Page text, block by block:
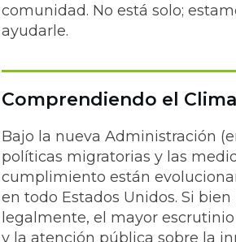
comunidad. No está solo;
ayudarle.
Comprendiendo el
Bajo la nueva Administración
políticas migratorias y las
cumplimiento están
en todo Estados Unidos. Si
legalmente, el mayor
y la atención pública sobre la